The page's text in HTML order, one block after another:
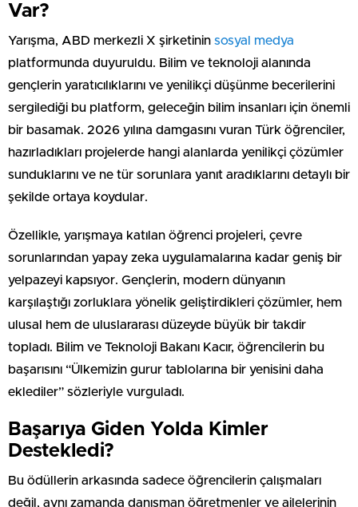
Var?
Yarışma, ABD merkezli X şirketinin sosyal medya
platformunda duyuruldu. Bilim ve teknoloji alanında
gençlerin yaratıcılıklarını ve yenilikçi düşünme becerilerini
sergilediği bu platform, geleceğin bilim insanları için önemli
bir basamak. 2026 yılına damgasını vuran Türk öğrenciler,
hazırladıkları projelerde hangi alanlarda yenilikçi çözümler
sunduklarını ve ne tür sorunlara yanıt aradıklarını detaylı bir
şekilde ortaya koydular.
Özellikle, yarışmaya katılan öğrenci projeleri, çevre
sorunlarından yapay zeka uygulamalarına kadar geniş bir
yelpazeyi kapsıyor. Gençlerin, modern dünyanın
karşılaştığı zorluklara yönelik geliştirdikleri çözümler, hem
ulusal hem de uluslararası düzeyde büyük bir takdir
topladı. Bilim ve Teknoloji Bakanı Kacır, öğrencilerin bu
başarısını “Ülkemizin gurur tablolarına bir yenisini daha
eklediler” sözleriyle vurguladı.
Başarıya Giden Yolda Kimler
Destekledi?
Bu ödüllerin arkasında sadece öğrencilerin çalışmaları
değil, aynı zamanda danışman öğretmenler ve ailelerinin